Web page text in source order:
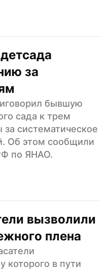
за
бывшую
сада к трем
систематическое
Об этом сообщили
по ЯНАО.
вызволили
плена
которого в пути